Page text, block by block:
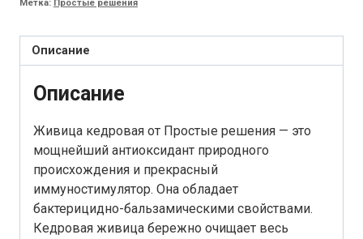
Метка: Простые решения
Описание
Описание
Живица кедровая от Простые решения — это
мощнейший антиоксидант природного
происхождения и прекрасный
иммуностимулятор. Она обладает
бактерицидно-бальзамическими свойствами.
Кедровая живица бережно очищает весь